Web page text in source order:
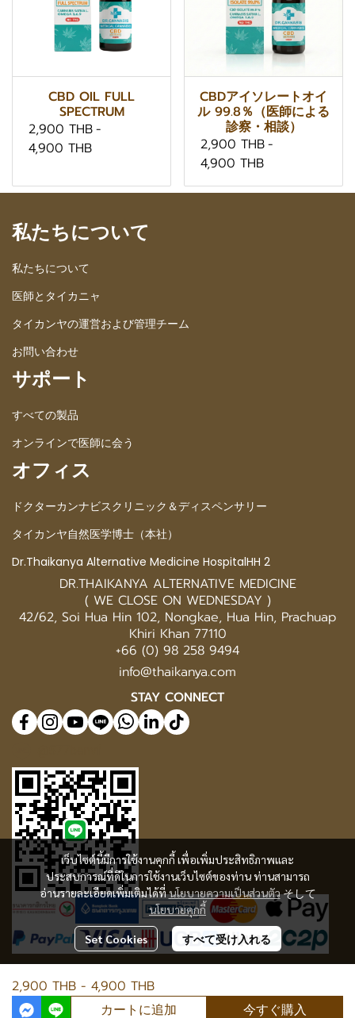
CBD OIL FULL
SPECTRUM
2,900 THB-
4,900 THB
CBDアイソレートオイ
ル 99.8％（医師による
診察・相談）
2,900 THB-
4,900 THB
2,900 THB - 4,900 THB
カートに追加
今すぐ購入
เว็บไซต์นี้มีการใช้งานคุกกี้ เพื่อเพิ่มประสิทธิภาพและ
ประสบการณ์ที่ดีในการใช้งานเว็บไซต์ของท่าน ท่านสามารถ
อ่านรายละเอียดเพิ่มเติมได้ที่นโยบายความเป็นส่วนตัวそして
นโยบายคุกกี้
Set Cookies すべて受け入れる
私たちについて
私たちについて
医師とタイカニャ
タイカンヤの運営および管理チーム
お問い合わせ
サポート
すべての製品
オンラインで医師に会う
オフィス
ドクターカンナビスクリニック＆ディスペンサリー
タイカンヤ自然医学博士（本社）
Dr.Thaikanya Alternative Medicine HospitalHH 2
DR.THAIKANYA ALTERNATIVE MEDICINE
( WE CLOSE ON WEDNESDAY )
42/62, Soi Hua Hin 102, Nongkae, Hua Hin, Prachuap
Khiri Khan 77110
+66 (0) 98 258 9494
info@thaikanya.com
STAY CONNECT
© Copyright 2025 | All Rights Reserved | Thaikanya Limited Company |
Privacy|Cookie Policy